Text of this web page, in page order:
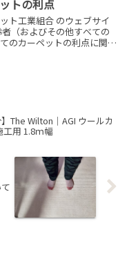
トの利点
ト工業組合 のウェブサイ
者（およびその他すべての
のカーペットの利点に関す
】The Wilton｜AGI ウールカ
工用 1.8ｍ幅